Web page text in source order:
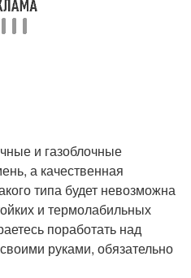
и газоблочные
а качественная
типа будет невозможна
и термолабильных
поработать над
руками, обязательно